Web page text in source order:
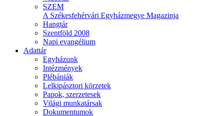
SZEM
A Székesfehérvári Egyházmegye Magazinja
Hangtár
Szentföld 2008
Napi evangélium
Adattár
Egyházunk
Intézmények
Plébániák
Lelkipásztori körzetek
Papok, szerzetesek
Világi munkatársak
Dokumentumok